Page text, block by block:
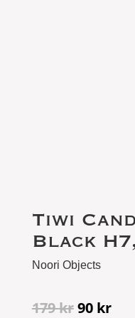
Tiwi
Black
Noori Objects
179krDet
90 krDet